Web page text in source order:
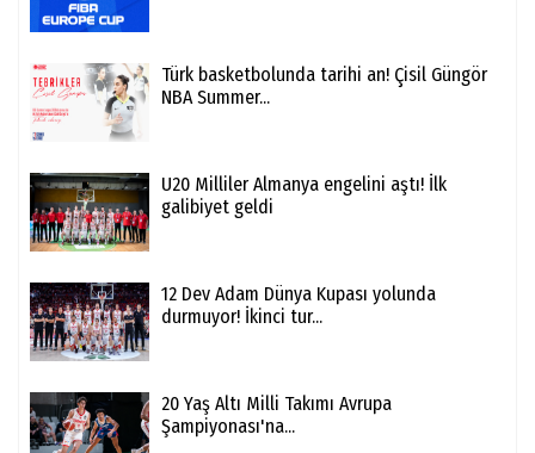
Türk basketbolunda tarihi an! Çisil Güngör
NBA Summer...
U20 Milliler Almanya engelini aştı! İlk
galibiyet geldi
12 Dev Adam Dünya Kupası yolunda
durmuyor! İkinci tur...
20 Yaş Altı Milli Takımı Avrupa
Şampiyonası'na...